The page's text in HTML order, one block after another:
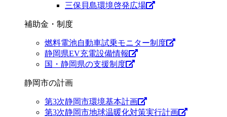
三保貝島環境啓発広場
補助金・制度
燃料電池自動車試乗モニター制度
静岡県EV充電設備情報
国・静岡県の支援制度
静岡市の計画
第3次静岡市環境基本計画
第3次静岡市地球温暖化対策実行計画